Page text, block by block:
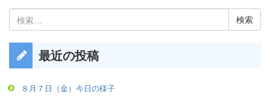
検
索:
最近の投稿
８月７日（金）今日の様子